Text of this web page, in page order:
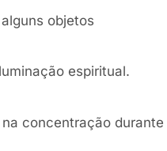
objetos
espiritual.
concentração durante